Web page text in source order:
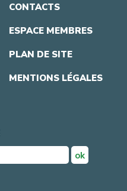
CONTACTS
ESPACE MEMBRES
PLAN DE SITE
MENTIONS LÉGALES